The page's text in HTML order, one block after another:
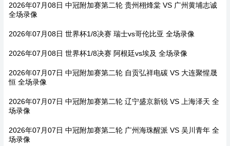
2026年07月08日 中冠附加赛第二轮 贵州栩烽棠 VS 广州黄埔志诚
全场录像
2026年07月08日 世界杯1/8决赛 瑞士vs哥伦比亚 全场录像
2026年07月08日 世界杯1/8决赛 阿根廷vs埃及 全场录像
2026年07月07日 中冠附加赛第二轮 自贡弘祥电碳 VS 大连聚惺晟
恒 全场录像
2026年07月07日 中冠附加赛第二轮 辽宁盛京新锐 VS 上海泽天 全
场录像
2026年07月07日 中冠附加赛第二轮 广州海珠醒派 VS 吴川青年 全
场录像